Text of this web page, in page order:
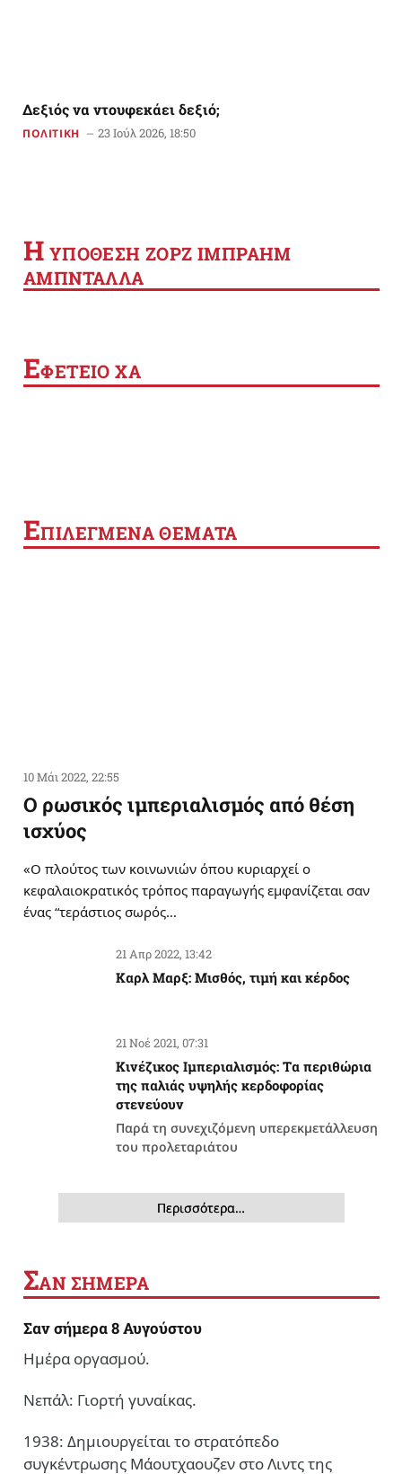
Δεξιός να ντουφεκάει δεξιό;
ΠΟΛΙΤΙΚΗ 23 Ιούλ 2026, 18:50
Η YΠΟΘΕΣΗ ΖΟΡΖ ΙΜΠΡΑΗΜ
ΑΜΠΝΤΑΛΛΑ
ΕΦΕΤΕΙΟ ΧΑ
ΕΠΙΛΕΓΜΕΝΑ ΘΕΜΑΤΑ
10 Μάι 2022, 22:55
Ο ρωσικός ιμπεριαλισμός από θέση
ισχύος
«Ο πλούτος των κοινωνιών όπου κυριαρχεί ο
κεφαλαιοκρατικός τρόπος παραγωγής εμφανίζεται σαν
ένας “τεράστιος σωρός…
21 Απρ 2022, 13:42
Καρλ Μαρξ: Μισθός, τιμή και κέρδος
21 Νοέ 2021, 07:31
Κινέζικος Ιμπεριαλισμός: Tα περιθώρια
της παλιάς υψηλής κερδοφορίας
στενεύουν
Παρά τη συνεχιζόμενη υπερεκμετάλλευση
του προλεταριάτου
Περισσότερα…
ΣΑΝ ΣΗΜΕΡΑ
Σαν σήμερα 8 Αυγούστου
Ημέρα οργασμού.
Νεπάλ: Γιορτή γυναίκας.
1938: Δημιουργείται το στρατόπεδο
συγκέντρωσης Μάουτχαουζεν στο Λιντς της